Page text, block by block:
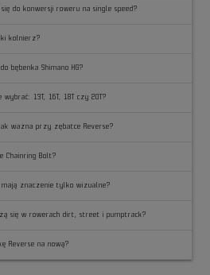
do konwersji roweru na single speed?
kołnierz?
bębenka Shimano HG?
13T, 16T, 18T czy 20T?
ważna przy zębatce Reverse?
Chainring Bolt?
mają znaczenie tylko wizualne?
się w rowerach dirt, street i pumptrack?
Reverse na nową?